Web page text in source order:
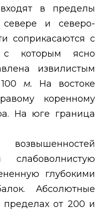
в пределы
и северо-
соприкасаются с
с которым ясно
извилистым
м. На востоке
коренному
На юге граница
слабоволнистую
глубокими
Абсолютные
пределах от 200 и